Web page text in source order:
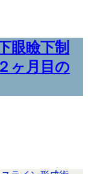
眼瞼下制
ヶ月目の